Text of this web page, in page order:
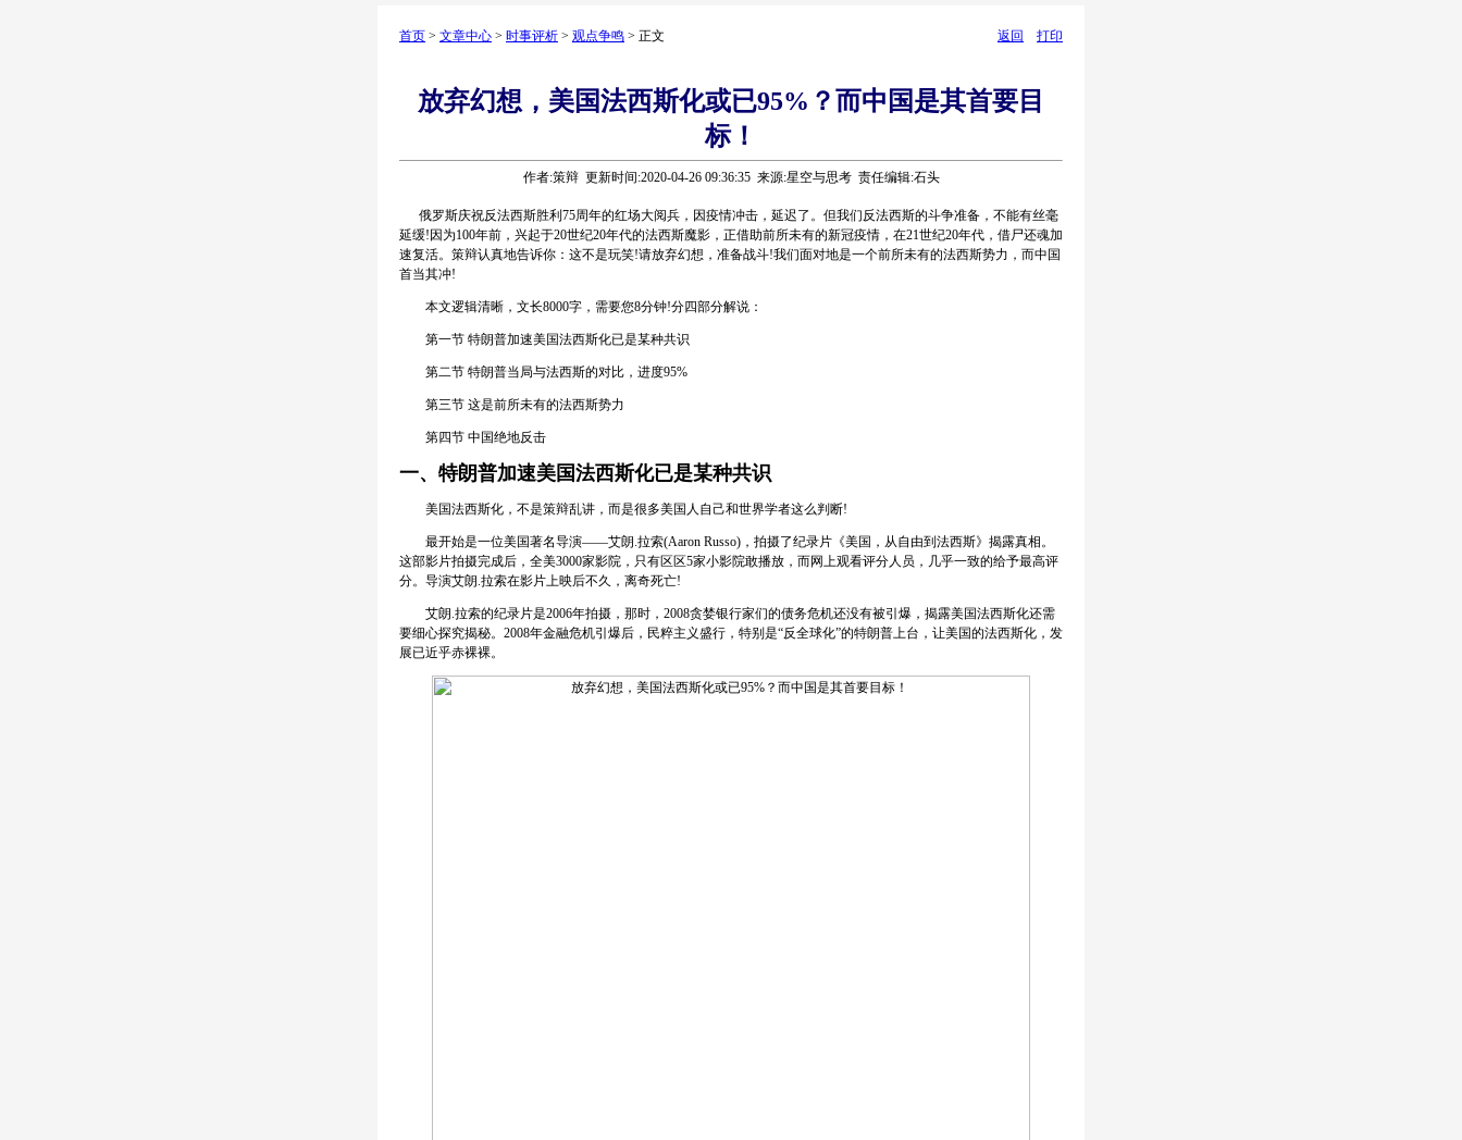
首页 > 文章中心 > 时事评析 > 观点争鸣 > 正文 返回 打印
放弃幻想，美国法西斯化或已95%？而中国是其首要目
标！
作者:策辩 更新时间:2020-04-26 09:36:35 来源:星空与思考 责任编辑:石头
俄罗斯庆祝反法西斯胜利75周年的红场大阅兵，因疫情冲击，延迟了。但我们反法西斯的斗争准备，不能有丝毫
延缓!因为100年前，兴起于20世纪20年代的法西斯魔影，正借助前所未有的新冠疫情，在21世纪20年代，借尸还魂加
速复活。策辩认真地告诉你：这不是玩笑!请放弃幻想，准备战斗!我们面对地是一个前所未有的法西斯势力，而中国
首当其冲!
本文逻辑清晰，文长8000字，需要您8分钟!分四部分解说：
第一节 特朗普加速美国法西斯化已是某种共识
第二节 特朗普当局与法西斯的对比，进度95%
第三节 这是前所未有的法西斯势力
第四节 中国绝地反击
一、特朗普加速美国法西斯化已是某种共识
美国法西斯化，不是策辩乱讲，而是很多美国人自己和世界学者这么判断!
最开始是一位美国著名导演——艾朗.拉索(Aaron Russo)，拍摄了纪录片《美国，从自由到法西斯》揭露真相。
这部影片拍摄完成后，全美3000家影院，只有区区5家小影院敢播放，而网上观看评分人员，几乎一致的给予最高评
分。导演艾朗.拉索在影片上映后不久，离奇死亡!
艾朗.拉索的纪录片是2006年拍摄，那时，2008贪婪银行家们的债务危机还没有被引爆，揭露美国法西斯化还需
要细心探究揭秘。2008年金融危机引爆后，民粹主义盛行，特别是“反全球化”的特朗普上台，让美国的法西斯化，发
展已近乎赤裸裸。